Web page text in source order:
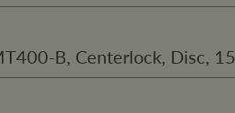
B, Centerlock, Disc,